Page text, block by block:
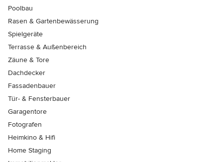
Poolbau
Rasen & Gartenbewässerung
Spielgeräte
Terrasse & Außenbereich
Zäune & Tore
Dachdecker
Fassadenbauer
Tür- & Fensterbauer
Garagentore
Fotografen
Heimkino & Hifi
Home Staging